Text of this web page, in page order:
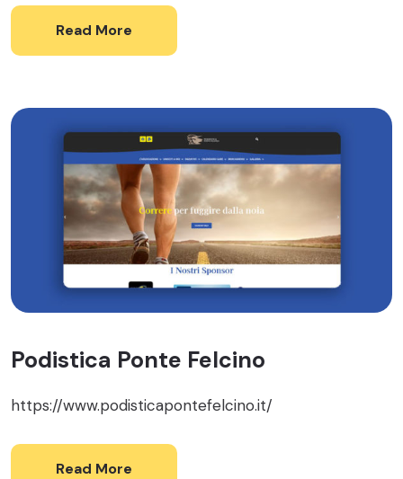
Read More
Podistica Ponte Felcino
https://www.podisticapontefelcino.it/
Read More